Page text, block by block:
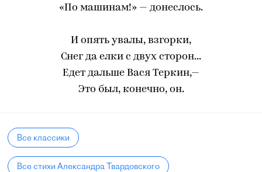
«По машинам!» — донеслось.
И опять увалы, взгорки,
Снег да елки с двух сторон...
Едет дальше Вася Теркин,—
Это был, конечно, он.
Все классики
Все стихи Александра Твардовского